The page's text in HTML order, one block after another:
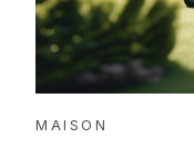
MAISON